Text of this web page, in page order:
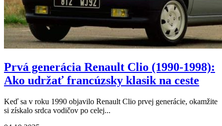
Prvá generácia Renault Clio (1990-1998):
Ako udržať francúzsky klasik na ceste
Keď sa v roku 1990 objavilo Renault Clio prvej generácie, okamžite
si získalo srdca vodičov po celej...